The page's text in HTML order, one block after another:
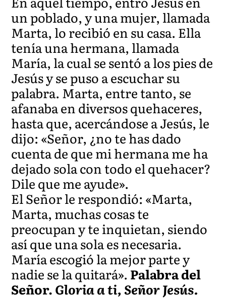
un poblado, y una mujer, llamada
Marta, lo recibió en su casa. Ella
tenía una hermana, llamada
María, la cual se sentó a los pies de
Jesús y se puso a escuchar su
palabra. Marta, entre tanto, se
afanaba en diversos quehaceres,
hasta que, acercándose a Jesús, le
dijo: «Señor, ¿no te has dado
cuenta de que mi hermana me ha
dejado sola con todo el quehacer?
Dile que me ayude».
El Señor le respondió: «Marta,
Marta, muchas cosas te
preocupan y te inquietan, siendo
así que una sola es necesaria.
María escogió la mejor parte y
nadie se la quitará». Palabra del
Señor.Gloria a ti, Señor Jesús.